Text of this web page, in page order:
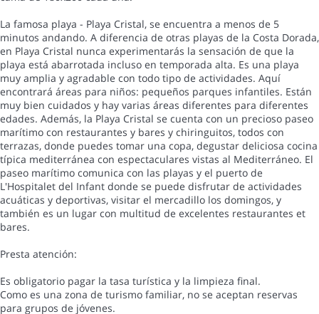
La famosa playa - Playa Cristal, se encuentra a menos de 5
minutos andando. A diferencia de otras playas de la Costa Dorada,
en Playa Cristal nunca experimentarás la sensación de que la
playa está abarrotada incluso en temporada alta. Es una playa
muy amplia y agradable con todo tipo de actividades. Aquí
encontrará áreas para niños: pequeños parques infantiles. Están
muy bien cuidados y hay varias áreas diferentes para diferentes
edades. Además, la Playa Cristal se cuenta con un precioso paseo
marítimo con restaurantes y bares y chiringuitos, todos con
terrazas, donde puedes tomar una copa, degustar deliciosa cocina
típica mediterránea con espectaculares vistas al Mediterráneo. El
paseo marítimo comunica con las playas y el puerto de
L'Hospitalet del Infant donde se puede disfrutar de actividades
acuáticas y deportivas, visitar el mercadillo los domingos, y
también es un lugar con multitud de excelentes restaurantes et
bares.
Presta atención:
Es obligatorio pagar la tasa turística y la limpieza final.
Como es una zona de turismo familiar, no se aceptan reservas
para grupos de jóvenes.